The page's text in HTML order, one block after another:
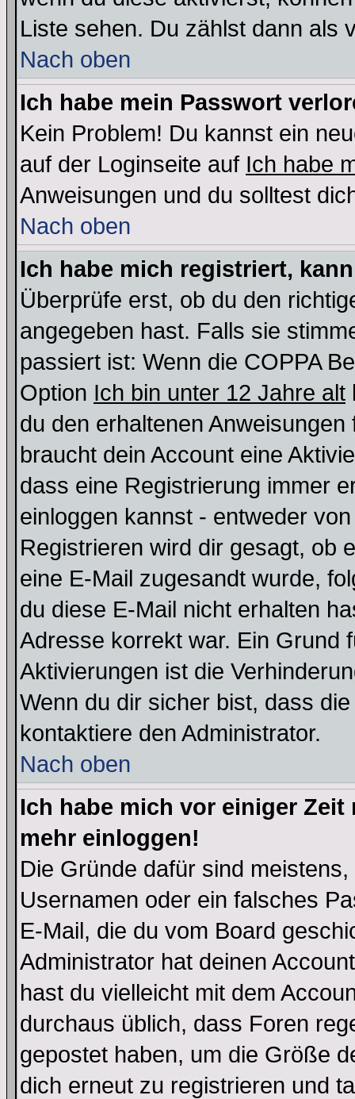
Liste sehen. Du zählst dann als
Nach oben
Ich habe mein Passwort
Kein Problem! Du kannst ein
auf der Loginseite auf Ich habe
Anweisungen und du solltest
Nach oben
Ich habe mich registriert,
Überprüfe erst, ob du den
angegeben hast. Falls sie
passiert ist: Wenn die COPPA
Option Ich bin unter 12 Jahre alt
du den erhaltenen
braucht dein Account eine
dass eine Registrierung immer
einloggen kannst - entweder
Registrieren wird dir gesagt, ob
eine E-Mail zugesandt wurde,
du diese E-Mail nicht erhalten
Adresse korrekt war. Ein Grund
Aktivierungen ist die
Wenn du dir sicher bist, dass
kontaktiere den Administrator.
Nach oben
Ich habe mich vor einiger
mehr einloggen!
Die Gründe dafür sind
Usernamen oder ein falsches
E-Mail, die du vom Board
Administrator hat deinen
hast du vielleicht mit dem
durchaus üblich, dass Foren
gepostet haben, um die Größe
dich erneut zu registrieren und